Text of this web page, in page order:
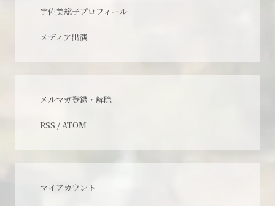
宇佐美総子プロフィール
メディア出演
メルマガ登録・解除
RSS /ATOM
マイアカウント